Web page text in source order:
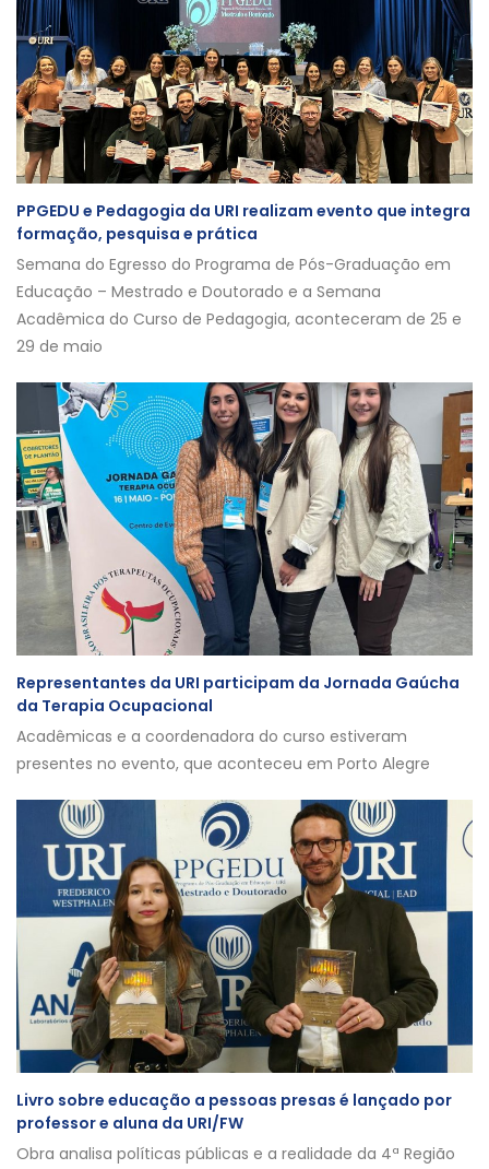
PPGEDU e Pedagogia da URI realizam evento que integra
formação, pesquisa e prática
Semana do Egresso do Programa de Pós-Graduação em
Educação – Mestrado e Doutorado e a Semana
Acadêmica do Curso de Pedagogia, aconteceram de 25 e
29 de maio
Representantes da URI participam da Jornada Gaúcha
da Terapia Ocupacional
Acadêmicas e a coordenadora do curso estiveram
presentes no evento, que aconteceu em Porto Alegre
Livro sobre educação a pessoas presas é lançado por
professor e aluna da URI/FW
Obra analisa políticas públicas e a realidade da 4ª Região